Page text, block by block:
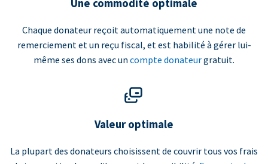
Une commodité optimale
Chaque donateur reçoit automatiquement une note de
remerciement et un reçu fiscal, et est habilité à gérer lui-
même ses dons avec un compte donateurgratuit.
Valeur optimale
La plupart des donateurs choisissent de couvrir tous vos frais